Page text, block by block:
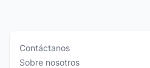
Contáctanos
Sobre nosotros